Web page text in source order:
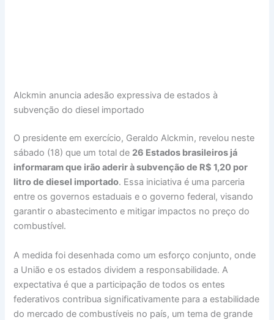
Alckmin anuncia adesão expressiva de estados à
subvenção do diesel importado
O presidente em exercício, Geraldo Alckmin, revelou neste
sábado (18) que um total de 26 Estados brasileiros já
informaram que irão aderir à subvenção de R$ 1,20 por
litro de diesel importado. Essa iniciativa é uma parceria
entre os governos estaduais e o governo federal, visando
garantir o abastecimento e mitigar impactos no preço do
combustível.
A medida foi desenhada como um esforço conjunto, onde
a União e os estados dividem a responsabilidade. A
expectativa é que a participação de todos os entes
federativos contribua significativamente para a estabilidade
do mercado de combustíveis no país, um tema de grande